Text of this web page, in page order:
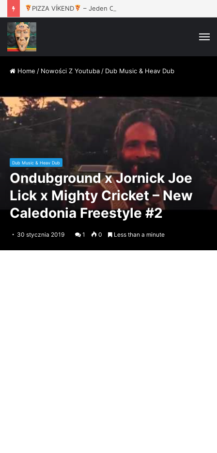
PIZZA VÍKEND – Jeden Celek / 16.8. / Rokáč Jablunkov
Home / Nowości Z Youtuba / Dub Music & Heav Dub
Dub Music & Heav Dub
Ondubground x Jornick Joe
Lick x Mighty Cricket – New
Caledonia Freestyle #2
30 stycznia 2019 1 0 Less than a minute